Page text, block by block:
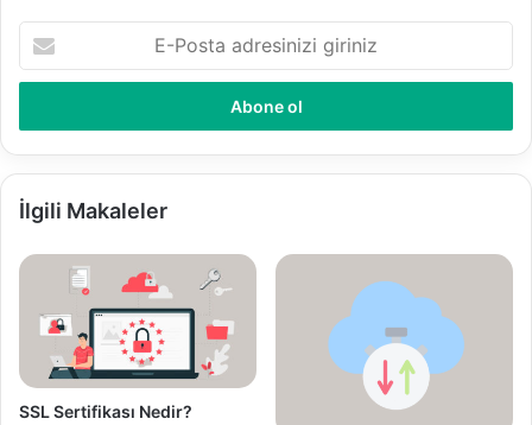
P
s
t
a
r
i
z
İlgili Makaleler
SSL Sertifikası Nedir?